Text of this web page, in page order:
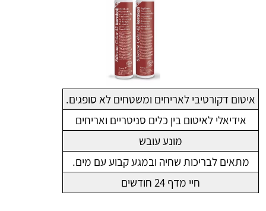
איטום דקורטיבי לאריחים ומשטחים לא סופגים.
אידיאלי לאיטום בין כלים סניטריים ואריחים
מונע עובש
מתאים לבריכות שחיה ובמגע קבוע עם מים.
חיי מדף 24 חודשים